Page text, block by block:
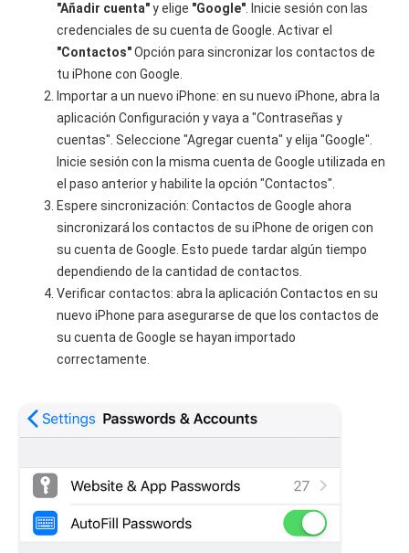
"Añadir cuenta"y elige "Google" . Inicie sesión con las
credenciales de su cuenta de Google. Activar el
"Contactos"Opción para sincronizar los contactos de
tu iPhone con Google.
Importar a un nuevo iPhone: en su nuevo iPhone, abra la
aplicación Configuración y vaya a "Contraseñas y
cuentas". Seleccione "Agregar cuenta" y elija "Google".
Inicie sesión con la misma cuenta de Google utilizada en
el paso anterior y habilite la opción "Contactos".
Espere sincronización: Contactos de Google ahora
sincronizará los contactos de su iPhone de origen con
su cuenta de Google. Esto puede tardar algún tiempo
dependiendo de la cantidad de contactos.
Verificar contactos: abra la aplicación Contactos en su
nuevo iPhone para asegurarse de que los contactos de
su cuenta de Google se hayan importado
correctamente.